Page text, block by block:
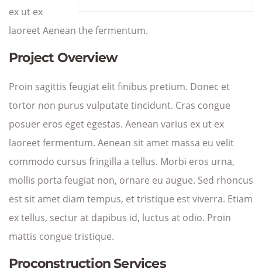
ex ut ex
laoreet Aenean the fermentum.
Project Overview
Proin sagittis feugiat elit finibus pretium. Donec et
tortor non purus vulputate tincidunt. Cras congue
posuer eros eget egestas. Aenean varius ex ut ex
laoreet fermentum. Aenean sit amet massa eu velit
commodo cursus fringilla a tellus. Morbi eros urna,
mollis porta feugiat non, ornare eu augue. Sed rhoncus
est sit amet diam tempus, et tristique est viverra. Etiam
ex tellus, sectur at dapibus id, luctus at odio. Proin
mattis congue tristique.
Proconstruction Services